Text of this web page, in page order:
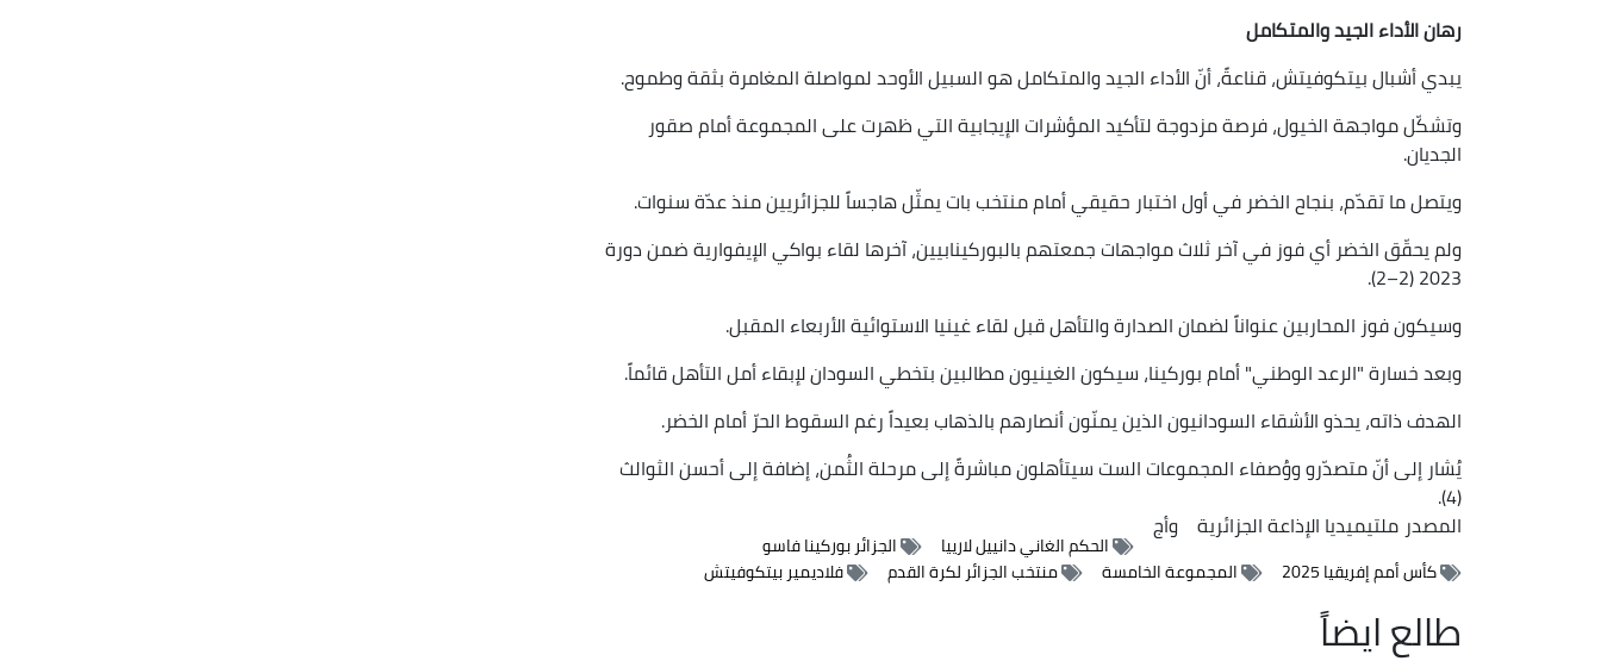
رهان الأداء الجيد والمتكامل
يبدي أشبال بيتكوفيتش، قناعةً، أنّ الأداء الجيد والمتكامل هو السبيل الأوحد لمواصلة المغامرة بثقة وطموح.
وتشكّل مواجهة الخيول، فرصة مزدوجة لتأكيد المؤشرات الإيجابية التي ظهرت على المجموعة أمام صقور
الجديان.
ويتصل ما تقدّم، بنجاح الخضر في أول اختبار حقيقي أمام منتخب بات يمثّل هاجساً للجزائريين منذ عدّة سنوات.
ولم يحقّق الخضر أي فوز في آخر ثلاث مواجهات جمعتهم بالبوركينابيين، آخرها لقاء بواكي الإيفوارية ضمن دورة
2023 (2–2).
وسيكون فوز المحاربين عنواناً لضمان الصدارة والتأهل قبل لقاء غينيا الاستوائية الأربعاء المقبل.
وبعد خسارة "الرعد الوطني" أمام بوركينا، سيكون الغينيون مطالبين بتخطي السودان لإبقاء أمل التأهل قائماً.
الهدف ذاته، يحذو الأشقاء السودانيون الذين يمنّون أنصارهم بالذهاب بعيداً رغم السقوط الحرّ أمام الخضر.
يُشار إلى أنّ متصدّرو ووُصفاء المجموعات الست سيتأهلون مباشرةً إلى مرحلة الثُمن، إضافة إلى أحسن الثوالث
(4).
المصدر ملتيميديا الإذاعة الجزائرية وأج
الحكم الغاني دانييل لارييا
الجزائر بوركينا فاسو
كأس أمم إفريقيا 2025
المجموعة الخامسة منتخب الجزائر لكرة القدم فلاديمير بيتكوفيتش
طالع ايضاً